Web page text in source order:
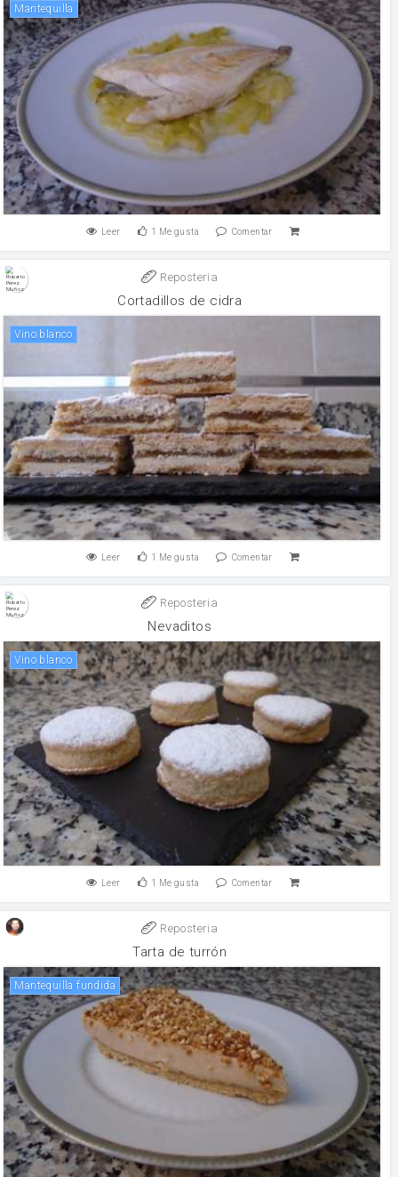
mantequilla
Leer 1 Me gusta Comentar
Reposteria
Cortadillos de cidra
vino blanco
Leer 1 Me gusta Comentar
Reposteria
Nevaditos
vino blanco
Leer 1 Me gusta Comentar
Reposteria
Tarta de turrón
Mantequilla fundida